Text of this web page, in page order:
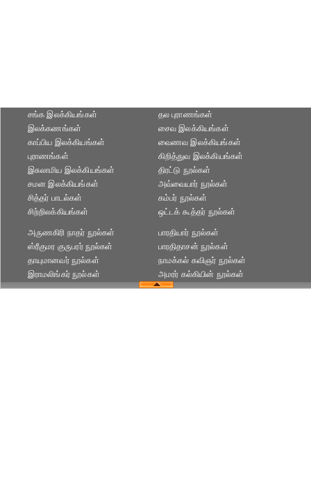
சங்க இலக்கியங்கள்
இலக்கணங்கள்
காப்பிய இலக்கியங்கள்
புராணங்கள்
தல புராணங்கள்
சைவ இலக்கியங்கள்
வைணவ இலக்கியங்கள்
கிறித்துவ இலக்கியங்கள்
இசுலாமிய இலக்கியங்கள்
சமன இலக்கியங்கள்
சித்தர் பாடல்கள்
சிற்றிலக்கியங்கள்
திரட்டு நூல்கள்
அவ்வையார் நூல்கள்
கம்பர் நூல்கள்
ஒட்டக் கூத்தர் நூல்கள்
அருணகிரி நாதர் நூல்கள்
ஸ்ரீகுமர குருபரர் நூல்கள்
தாயுமானவர் நூல்கள்
இராமலிங்கர் நூல்கள்
பாரதியார் நூல்கள்
பாரதிதாசன் நூல்கள்
நாமக்கல் கவிஞர் நூல்கள்
அமரர் கல்கியின் நூல்கள்